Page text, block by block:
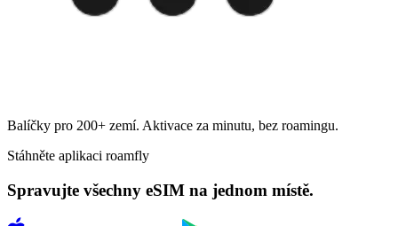
Balíčky pro 200+ zemí. Aktivace za minutu, bez roamingu.
Stáhněte aplikaci roamfly
Spravujte všechny eSIM na jednom místě.